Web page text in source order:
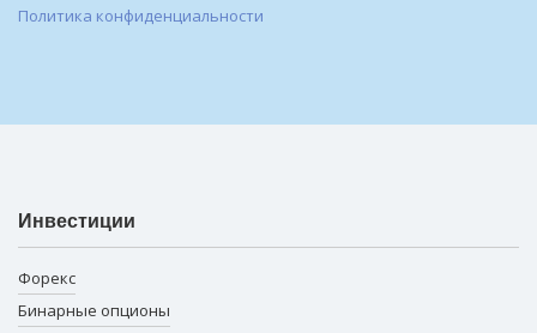
Политика конфиденциальности
Инвестиции
Форекс
Бинарные опционы